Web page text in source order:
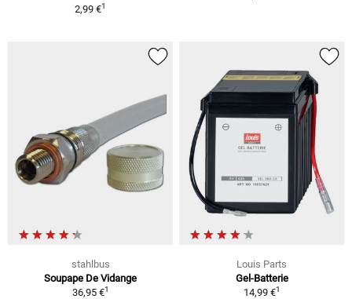
2,99 €1
stahlbus
Soupape De Vidange
36,95 €1
Louis Parts
Gel-Batterie
14,99 €1